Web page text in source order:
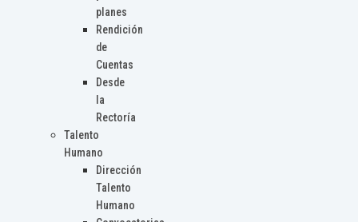
planes
Rendición
de
Cuentas
Desde
la
Rectoría
Talento
Humano
Dirección
Talento
Humano